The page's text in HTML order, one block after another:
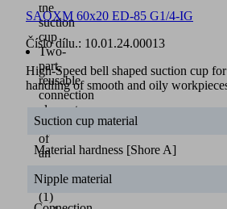
the
suction
cup
Two-
part,
reusable
connection
element
consisting
of
an
part
(1)
SAOXM 60x20 ED-85 G1/4-IG
Číslo dílu.: 10.01.24.00013
High-Speed bell shaped suction cup
handling of smooth and oily
Suction cup material
Material hardness [Shore A]
Nipple material